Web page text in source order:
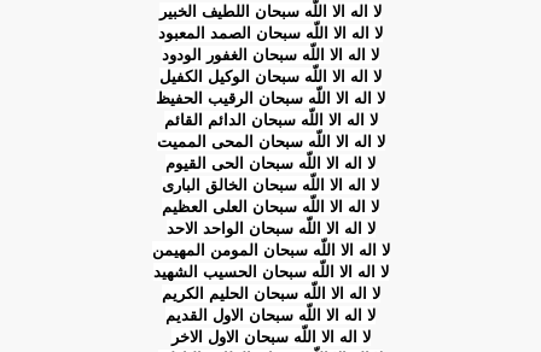
لا اله الا اللّه سبحان اللطیف الخبیر
لا اله الا اللّه سبحان الصمد المعبود
لا اله الا اللّه سبحان الغفور الودود
لا اله الا اللّه سبحان الوكیل الكفیل
لا اله الا اللّه سبحان الرقیب الحفیظ
لا اله الا اللّه سبحان الدائم القائم
لا اله الا اللّه سبحان المحى الممیت
لا اله الا اللّه سبحان الحى القیوم
لا اله الا اللّه سبحان الخالق البارى
لا اله الا اللّه سبحان العلى العظیم
لا اله الا اللّه سبحان الواحد الاحد
لا اله الا اللّه سبحان المومن المهیمن
لا اله الا اللّه سبحان الحسیب الشهید
لا اله الا اللّه سبحان الحلیم الكریم
لا اله الا اللّه سبحان الاول القدیم
لا اله الا اللّه سبحان الاول الاخر